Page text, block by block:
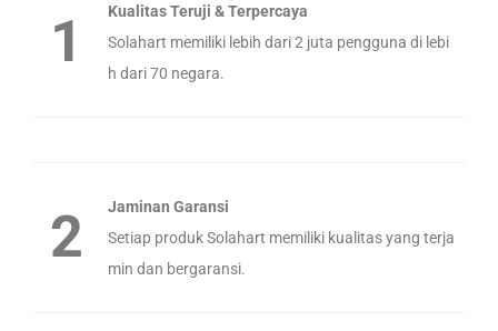
1
Kualitas Teruji & Terpercaya
Solahart memiliki lebih dari 2 juta pengguna di lebi
h dari 70 negara.
2
Jaminan Garansi
Setiap produk Solahart memiliki kualitas yang terja
min dan bergaransi.